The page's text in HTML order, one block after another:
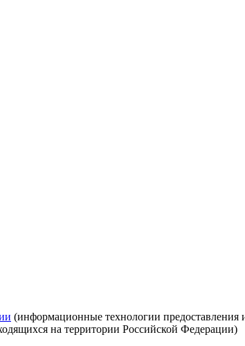
(информационные технологии предоставления
на территории Российской Федерации)